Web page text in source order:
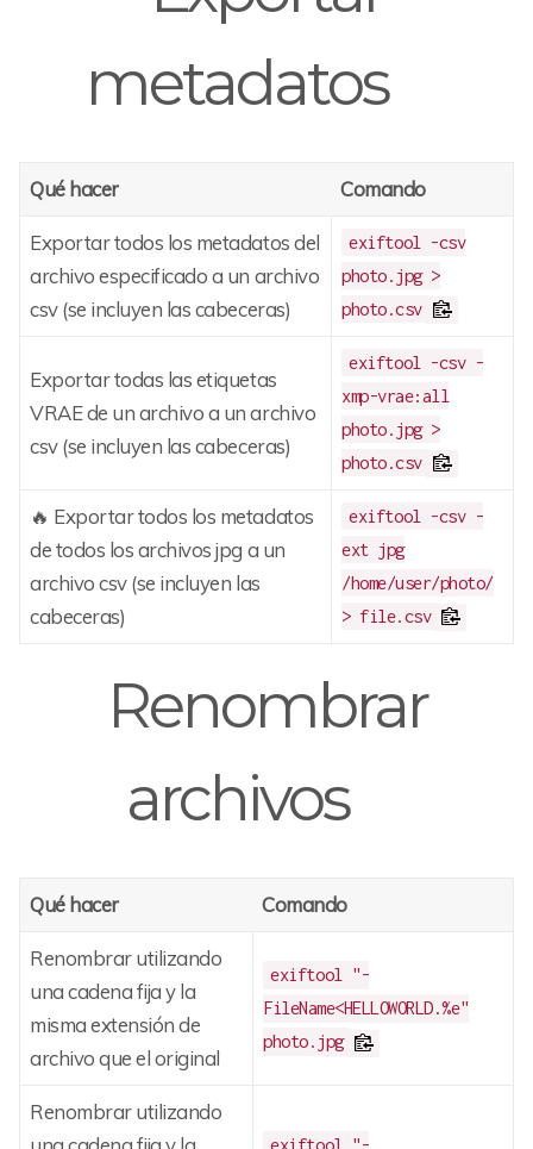
metadatos
Qué hacer Comando
Exportar todos los metadatos del
archivo especificado a un archivo
csv (se incluyen las cabeceras)
exiftool -csv
photo.jpg >
photo.csv
Exportar todas las etiquetas
VRAE de un archivo a un archivo
csv (se incluyen las cabeceras)
exiftool -csv -
xmp-vrae:all
photo.jpg >
photo.csv
🔥 Exportar todos los metadatos
de todos los archivos jpg a un
archivo csv (se incluyen las
cabeceras)
exiftool -csv -
ext jpg
/home/user/photo/
> file.csv
Renombrar
archivos
Qué hacer Comando
Renombrar utilizando
una cadena fija y la
misma extensión de
archivo que el original
exiftool "-
FileName<HELLOWORLD.%e"
photo.jpg
Renombrar utilizando